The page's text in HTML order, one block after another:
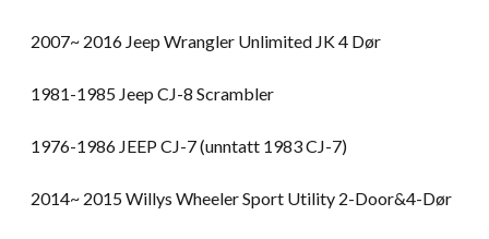
2007~ 2016 Jeep Wrangler Unlimited JK 4 Dør
1981-1985 Jeep CJ-8 Scrambler
1976-1986 JEEP CJ-7 (unntatt 1983 CJ-7)
2014~ 2015 Willys Wheeler Sport Utility 2-Door&4-Dør